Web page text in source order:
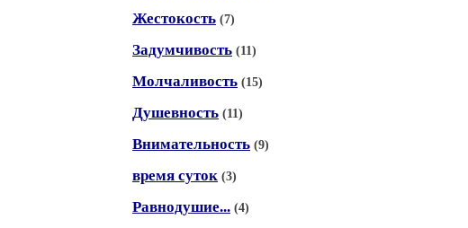
Жестокость (7)
Задумчивость (11)
Молчаливость (15)
Душевность (11)
Внимательность (9)
время суток (3)
Равнодушие... (4)